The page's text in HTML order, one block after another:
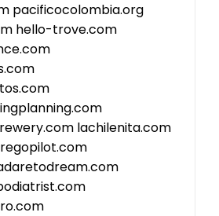
pacificocolombia.org
hello-trove.com
lachilenita.com